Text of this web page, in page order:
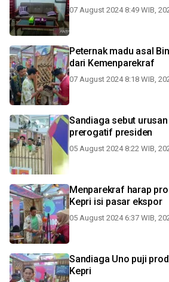
07 August 2024 8:49 WIB,
Peternak madu asal
dari Kemenparekraf
07 August 2024 8:18 WIB,
Sandiaga sebut
prerogatif presiden
05 August 2024 8:22 WIB,
Menparekraf harap
Kepri isi pasar ekspor
05 August 2024 6:37 WIB,
Sandiaga Uno puji produk UMKM kreatif
Kepri